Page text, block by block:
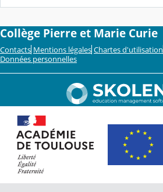
Collège Pierre et Marie Curie
Contacts Mentions légales Chartes d'utilisation
Données personnelles